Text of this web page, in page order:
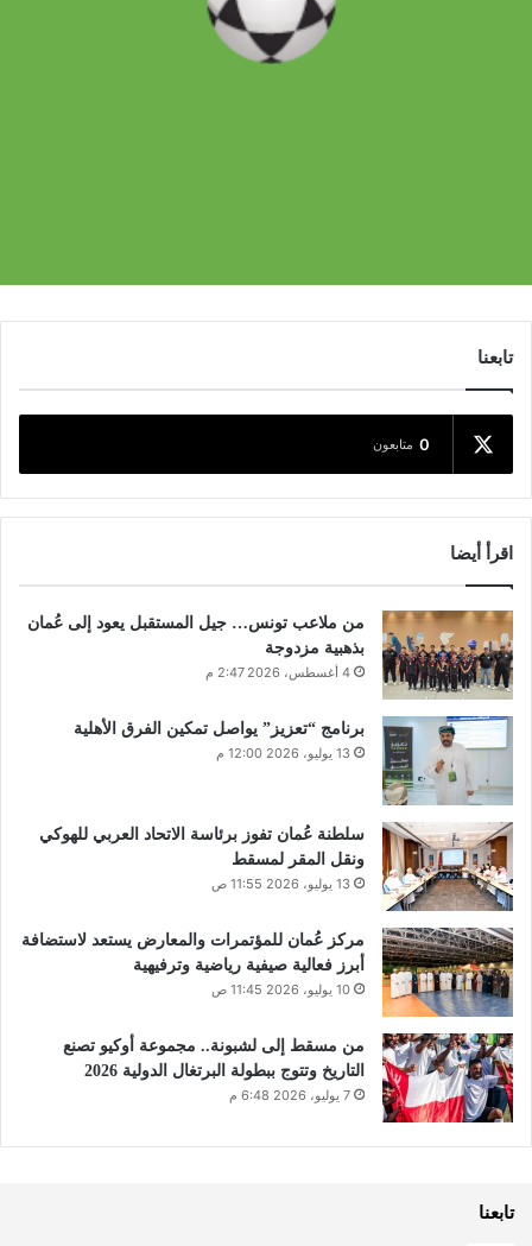
تابعنا
0 متابعون
اقرأ أيضا
من ملاعب تونس… جيل المستقبل يعود إلى عُمان
بذهبية مزدوجة
4 أغسطس، 2026 2:47 م
برنامج “تعزيز” يواصل تمكين الفرق الأهلية
13 يوليو، 2026 12:00 م
سلطنة عُمان تفوز برئاسة الاتحاد العربي للهوكي
ونقل المقر لمسقط
13 يوليو، 2026 11:55 ص
مركز عُمان للمؤتمرات والمعارض يستعد لاستضافة
أبرز فعالية صيفية رياضية وترفيهية
10 يوليو، 2026 11:45 ص
من مسقط إلى لشبونة.. مجموعة أوكيو تصنع
التاريخ وتتوج ببطولة البرتغال الدولية 2026
7 يوليو، 2026 6:48 م
تابعنا